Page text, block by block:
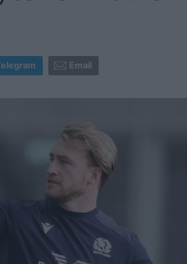
Email